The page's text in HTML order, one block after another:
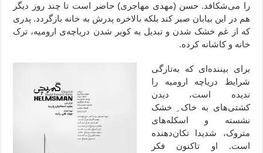
را می‌شکافد. حسن (مهدی مهاجری) حاضر است تا چند روز دیگر
هم در این بیابان صبر کند بلکه بالاخره پدرش به خانه بازگردد. پدری
که از غم خشک شدن و تبدیل به کویر شدن دریاچه‌ی ارومیه، ترک
خانه و کاشانه کرده.
برای بیننده‌ای که به‌تازگی
شرایط دریاچه ارومیه را
ندیده است، دیدن
کشتی‌های به خاک ِ خشک
نشسته و اسکله‌های
متروک، شدیدا تکان‌دهنده
است. او تاکنون فکر